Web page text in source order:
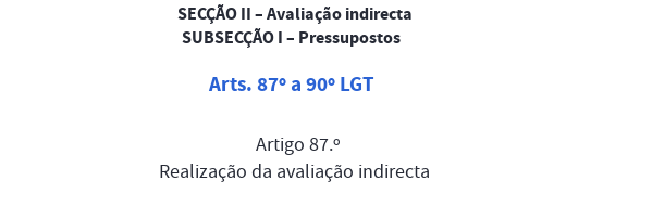
SECÇÃO II –Avaliação indirecta
SUBSECÇÃO I – Pressupostos
Arts. 87º a 90º LGT
Artigo 87.º
Realização da avaliação indirecta